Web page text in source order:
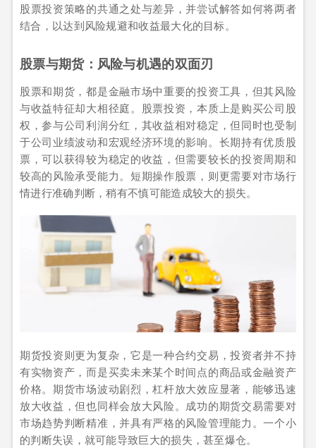
股票投资策略的共通之处与差异，并尝试解答如何将两者
结合，以达到风险规避和收益最大化的目标。
股票与期货：风险与机遇的双面刃
股票和期货，都是金融市场中重要的投资工具，但其风险
与收益特征却大相径庭。股票投资，本质上是购买公司股
权，参与公司利润分红，其收益相对稳定，但同时也受制
于公司业绩波动和宏观经济环境的影响。长期持有优质股
票，可以获得较为稳定的收益，但需要较长的投资周期和
较高的风险承受能力。短期操作股票，则更需要对市场行
情进行准确判断，稍有不慎可能造成较大的损失。
期货投资则更为复杂，它是一种合约交易，投资者并不持
有实物资产，而是买卖未来某个时间点的商品或金融资产
价格。期货市场波动剧烈，杠杆放大效应显著，能够迅速
放大收益，但也同样会放大风险。成功的期货交易需要对
市场趋势判断精准，并具有严格的风险管理能力。一个小
的判断失误，就可能导致巨大的损失，甚至爆仓。